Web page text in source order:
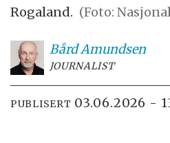
Rogaland. (Foto:
BårdAmundsen
JOURNALIST
PUBLISERT 03.06.2026 -